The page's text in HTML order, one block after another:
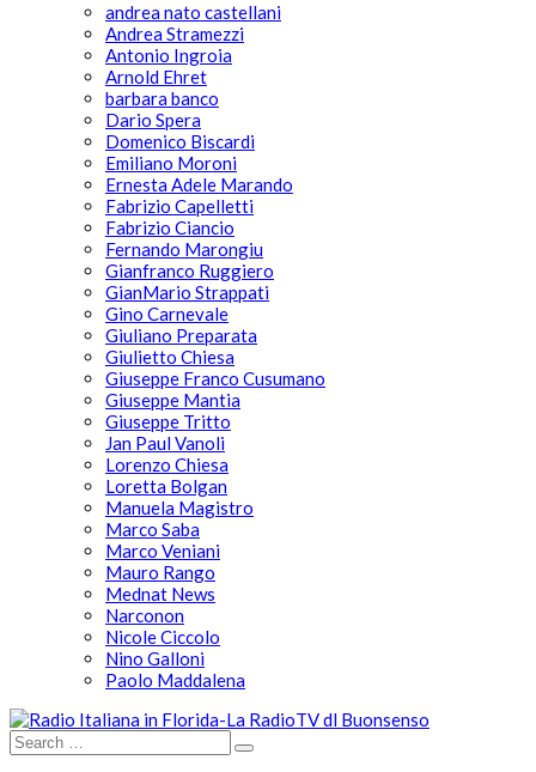
andrea nato castellani
Andrea Stramezzi
Antonio Ingroia
Arnold Ehret
barbara banco
Dario Spera
Domenico Biscardi
Emiliano Moroni
Ernesta Adele Marando
Fabrizio Capelletti
Fabrizio Ciancio
Fernando Marongiu
Gianfranco Ruggiero
GianMario Strappati
Gino Carnevale
Giuliano Preparata
Giulietto Chiesa
Giuseppe Franco Cusumano
Giuseppe Mantia
Giuseppe Tritto
Jan Paul Vanoli
Lorenzo Chiesa
Loretta Bolgan
Manuela Magistro
Marco Saba
Marco Veniani
Mauro Rango
Mednat News
Narconon
Nicole Ciccolo
Nino Galloni
Paolo Maddalena